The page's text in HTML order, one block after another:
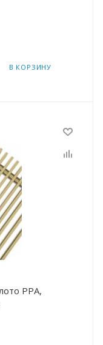
В КОРЗИНУ